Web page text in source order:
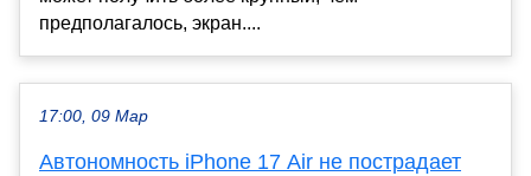
предполагалось, экран....
17:00, 09 Мар
Автономность iPhone 17 Air не пострадает